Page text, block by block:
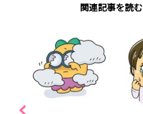
関連記事を読む